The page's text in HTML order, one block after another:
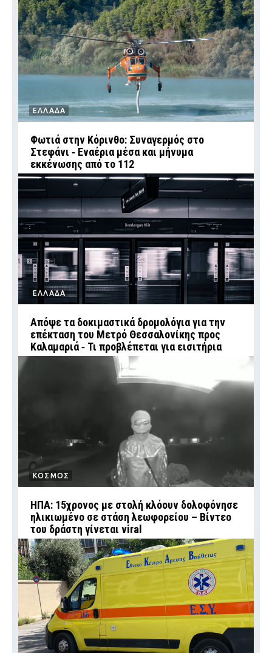
ΕΛΛΑΔΑ
Φωτιά στην Κόρινθο: Συναγερμός στο
Στεφάνι ‑ Εναέρια μέσα και μήνυμα
εκκένωσης από το 112
ΕΛΛΑΔΑ
Απόψε τα δοκιμαστικά δρομολόγια για την
επέκταση του Μετρό Θεσσαλονίκης προς
Καλαμαριά ‑ Τι προβλέπεται για εισιτήρια
ΚΟΣΜΟΣ
ΗΠΑ: 15χρονος με στολή κλόουν δολοφόνησε
ηλικιωμένο σε στάση λεωφορείου – Βίντεο
του δράστη γίνεται viral